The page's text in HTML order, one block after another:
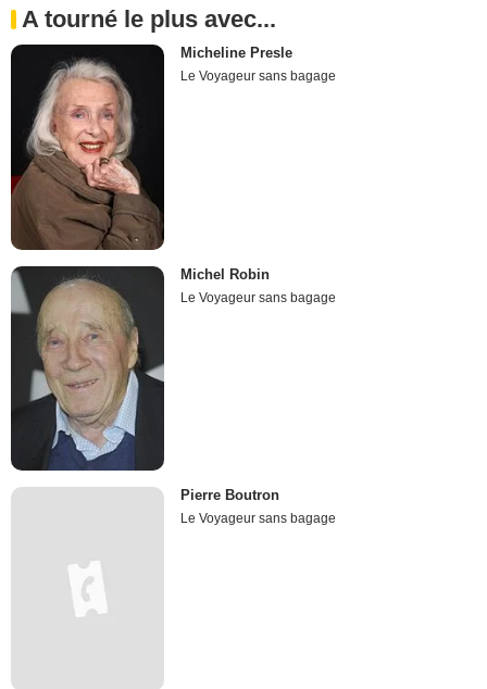
A tourné le plus avec...
Micheline Presle
Le Voyageur sans bagage
Michel Robin
Le Voyageur sans bagage
Pierre Boutron
Le Voyageur sans bagage